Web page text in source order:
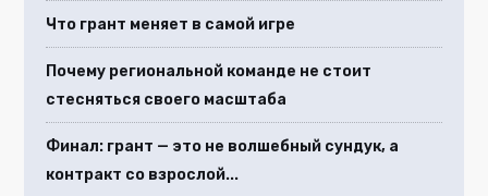
Что грант меняет в самой игре
Почему региональной команде не стоит
стесняться своего масштаба
Финал: грант — это не волшебный сундук, а
контракт со взрослой...